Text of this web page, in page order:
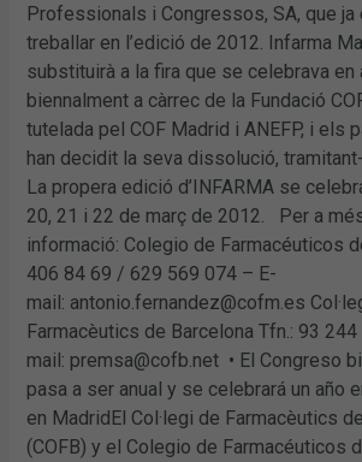
Professionals i Congressos, SA, que ja
treballar en l’edició de 2012. Infarma
substituirà a la fira que se celebrava en
biennalment a càrrec de la Fundació
tutelada pel COF Madrid i ANEFP, i els
han decidit la seva dissolució,
La propera edició d’INFARMA se
20, 21 i 22 de març de 2012. Per a
informació: Colegio de Farmacéuticos
406 84 69 / 629 569 074 – E-
mail: antonio.fernandez@cofm.es
Farmacèutics de Barcelona Tfn.: 93
mail: premsa@cofb.net • El Congreso
pasa a ser anual y se celebrará un año
en MadridEl Col·legi de Farmacèutics
(COFB) y el Colegio de Farmacéuticos